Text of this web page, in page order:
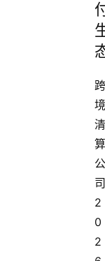
跨
境
清
算
公
司
2
0
2